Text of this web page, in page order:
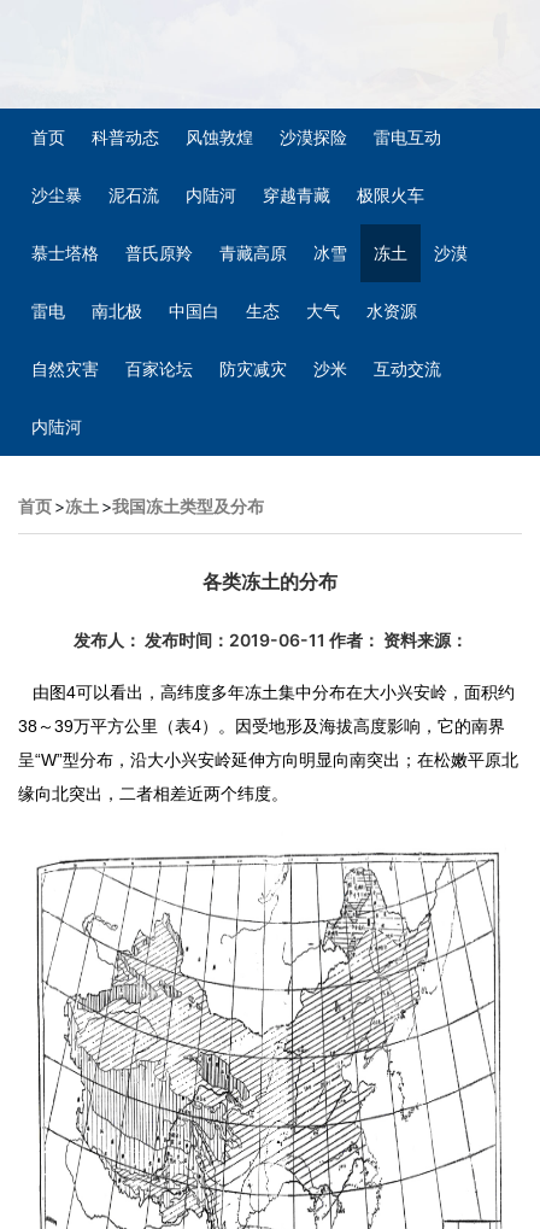
首页 科普动态 风蚀敦煌 沙漠探险 雷电互动
沙尘暴 泥石流 内陆河 穿越青藏 极限火车
慕士塔格 普氏原羚 青藏高原 冰雪 冻土 沙漠
雷电 南北极 中国白 生态 大气 水资源
自然灾害 百家论坛 防灾减灾 沙米 互动交流
内陆河
首页>冻土 >我国冻土类型及分布
各类冻土的分布
发布人： 发布时间：2019-06-11 作者： 资料来源：
由图4可以看出，高纬度多年冻土集中分布在大小兴安岭，面积约
38～39万平方公里（表4）。因受地形及海拔高度影响，它的南界
呈“W”型分布，沿大小兴安岭延伸方向明显向南突出；在松嫩平原北
缘向北突出，二者相差近两个纬度。